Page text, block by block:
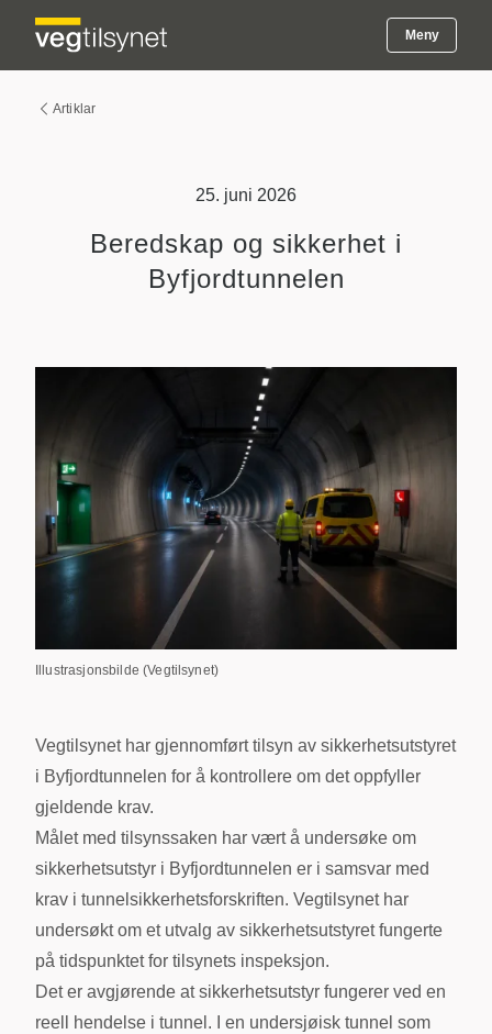
Meny
Artiklar
25. juni 2026
Beredskap og sikkerhet i
Byfjordtunnelen
Illustrasjonsbilde (Vegtilsynet)
Vegtilsynet har gjennomført tilsyn av sikkerhetsutstyret
i Byfjordtunnelen for å kontrollere om det oppfyller
gjeldende krav.
Målet med tilsynssaken har vært å undersøke om
sikkerhetsutstyr i Byfjordtunnelen er i samsvar med
krav i tunnelsikkerhetsforskriften. Vegtilsynet har
undersøkt om et utvalg av sikkerhetsutstyret fungerte
på tidspunktet for tilsynets inspeksjon.
Det er avgjørende at sikkerhetsutstyr fungerer ved en
reell hendelse i tunnel. I en undersjøisk tunnel som